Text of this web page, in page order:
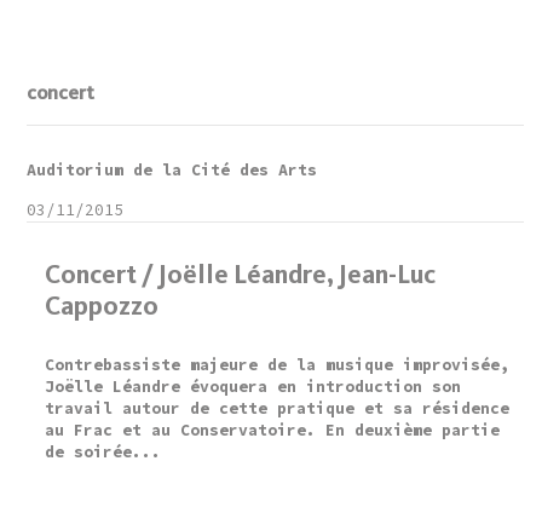
concert
Concert / Joëlle Léandre, Jean-Luc
Cappozzo
Contrebassiste majeure de la musique improvisée,
Joëlle Léandre évoquera en introduction son
travail autour de cette pratique et sa résidence
au Frac et au Conservatoire. En deuxième partie
de soirée...
Auditorium de la Cité des Arts
03/11/2015